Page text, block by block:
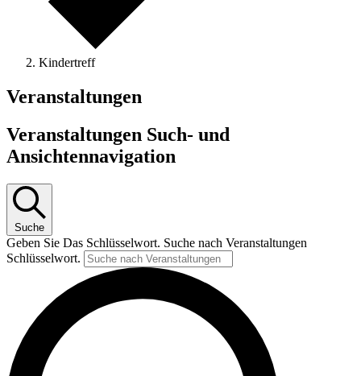
Kindertreff
Veranstaltungen
Veranstaltungen Such- und
Ansichtennavigation
Suche
Geben Sie Das Schlüsselwort. Suche nach Veranstaltungen
Schlüsselwort.